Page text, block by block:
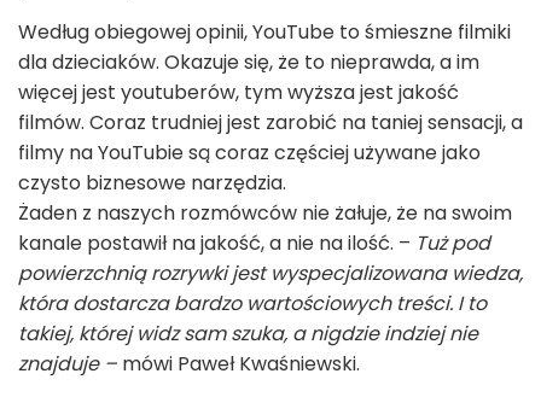
Według obiegowej opinii, YouTube to śmieszne filmiki
dla dzieciaków. Okazuje się, że to nieprawda, a im
więcej jest youtuberów, tym wyższa jest jakość
filmów. Coraz trudniej jest zarobić na taniej sensacji, a
filmy na YouTubie są coraz częściej używane jako
czysto biznesowe narzędzia.
Żaden z naszych rozmówców nie żałuje, że na swoim
kanale postawił na jakość, a nie na ilość. – Tuż pod
powierzchnią rozrywki jest wyspecjalizowana wiedza,
która dostarcza bardzo wartościowych treści. I to
takiej, której widz sam szuka, a nigdzie indziej nie
znajduje – mówi Paweł Kwaśniewski.